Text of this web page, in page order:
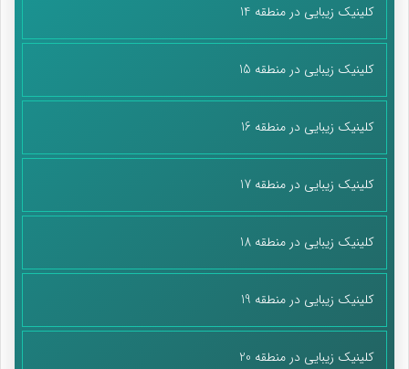
کلینیک زیبایی در منطقه 14
کلینیک زیبایی در منطقه 15
کلینیک زیبایی در منطقه 16
کلینیک زیبایی در منطقه 17
کلینیک زیبایی در منطقه 18
کلینیک زیبایی در منطقه 19
کلینیک زیبایی در منطقه 20